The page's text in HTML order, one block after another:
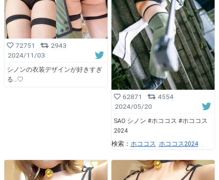
72751
2943
2024/11/03
シノンの衣装デザインが好きすぎ
る…♡
62871
4554
2024/05/20
SAO シノン #ホココス #ホココス
2024
検索： ホココス ホココス2024